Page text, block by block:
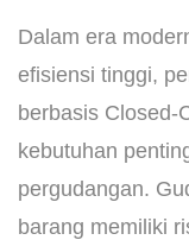
Dalam era
efisiensi tinggi,
berbasis Closed-
kebutuhan
pergudangan.
barang memiliki